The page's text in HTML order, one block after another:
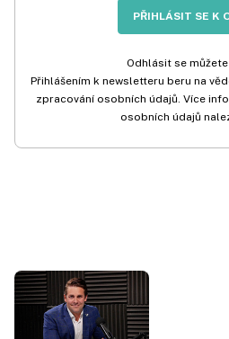
PŘIHLÁSIT SE K
Odhlásit se
Přihlášením k newsletteru beru na
zpracování osobních údajů. Více
osobních údajů